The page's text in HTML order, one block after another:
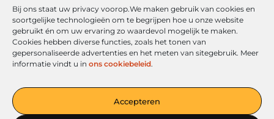
Bij ons staat uw privacy voorop.We maken gebruik van cookies en
soortgelijke technologieën om te begrijpen hoe u onze website
gebruikt én om uw ervaring zo waardevol mogelijk te maken.
Cookies hebben diverse functies, zoals het tonen van
gepersonaliseerde advertenties en het meten van sitegebruik. Meer
informatie vindt u in ons cookiebeleid.
Accepteren
Jouw platform voor ideeën en inspiratie
Onze informatie